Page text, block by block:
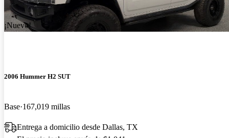
¡Nuevo!
2006 Hummer H2 SUT
Base 167,019 millas
Entrega a domicilio desde Dallas, TX